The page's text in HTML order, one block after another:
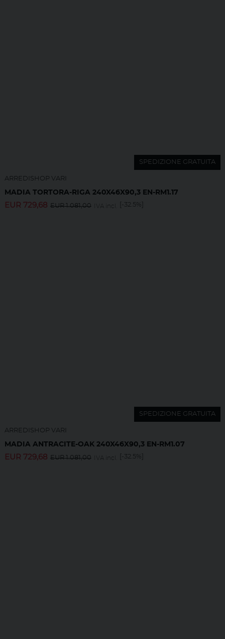
SPEDIZIONE GRATUITA
ARREDISHOP VARI
MADIA TORTORA-RIGA 240X46X90,3 EN-RM1.17
EUR 729,68 EUR1.081,00 IVA incl. [-32.5%]
SPEDIZIONE GRATUITA
ARREDISHOP VARI
MADIA ANTRACITE-OAK 240X46X90,3 EN-RM1.07
EUR 729,68 EUR1.081,00 IVA incl. [-32.5%]